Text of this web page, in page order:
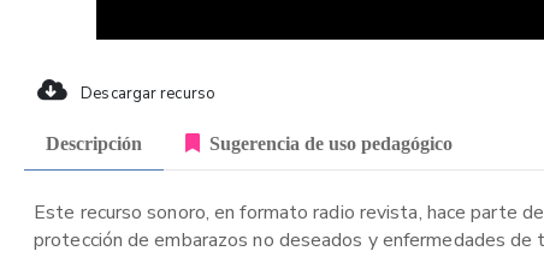
Descargar recurso
Descripción Sugerencia de uso pedagógico
Este recurso sonoro, en formato radio revista, hace parte
protección de embarazos no deseados y enfermedades